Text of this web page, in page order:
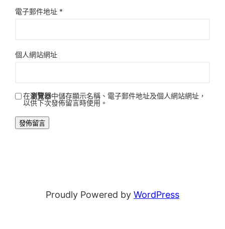
電子郵件地址 *
個人網站網址
在瀏覽器中儲存顯示名稱、電子郵件地址及個人網站網址，
以供下次發佈留言時使用。
Proudly Powered by WordPress